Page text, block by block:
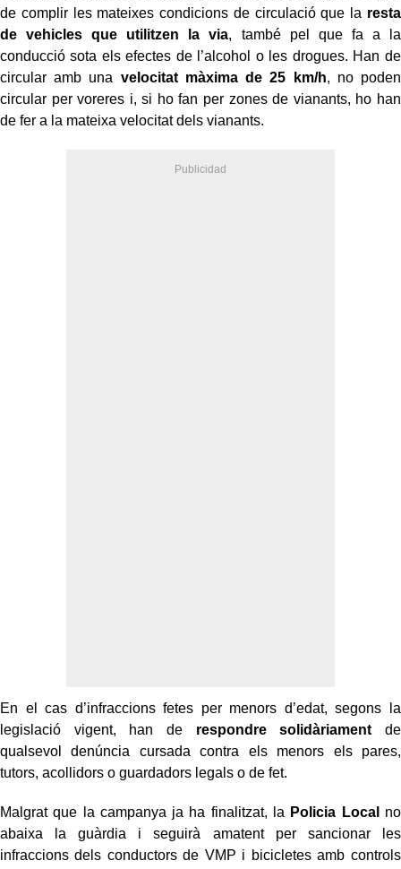
de complir les mateixes condicions de circulació que la resta
de vehicles que utilitzen la via, també pel que fa a la
conducció sota els efectes de l’alcohol o les drogues. Han de
circular amb una velocitat màxima de 25 km/h, no poden
circular per voreres i, si ho fan per zones de vianants, ho han
de fer a la mateixa velocitat dels vianants.
En el cas d’infraccions fetes per menors d’edat, segons la
legislació vigent, han de respondre solidàriament de
qualsevol denúncia cursada contra els menors els pares,
tutors, acollidors o guardadors legals o de fet.
Malgrat que la campanya ja ha finalitzat, la Policia Local
no
abaixa la guàrdia i seguirà amatent per sancionar les
infraccions dels conductors de VMP i bicicletes amb controls